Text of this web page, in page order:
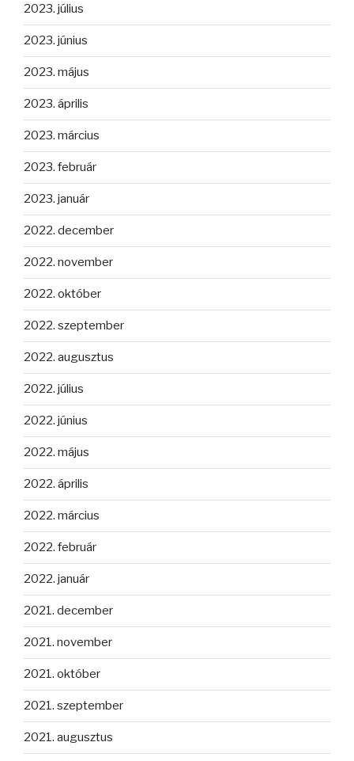
2023. július
2023. június
2023. május
2023. április
2023. március
2023. február
2023. január
2022. december
2022. november
2022. október
2022. szeptember
2022. augusztus
2022. július
2022. június
2022. május
2022. április
2022. március
2022. február
2022. január
2021. december
2021. november
2021. október
2021. szeptember
2021. augusztus